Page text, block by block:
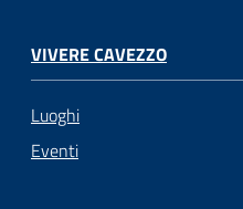
VIVERE CAVEZZO
Luoghi
Eventi